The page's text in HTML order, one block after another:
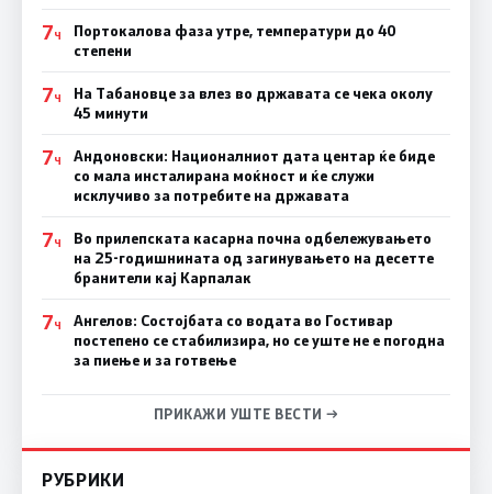
7Ч
Портокалова фаза утре, температури до 40
степени
7Ч
На Табановце за влез во државата се чека околу
45 минути
7Ч
Андоновски: Националниот дата центар ќе биде
со мала инсталирана моќност и ќе служи
исклучиво за потребите на државата
7Ч
Во прилепската касарна почна одбележувањето
на 25-годишнината од загинувањето на десетте
бранители кај Карпалак
7Ч
Ангелов: Состојбата со водата во Гостивар
постепено се стабилизира, но се уште не е погодна
за пиење и за готвење
ПРИКАЖИ УШТЕ ВЕСТИ →
РУБРИКИ